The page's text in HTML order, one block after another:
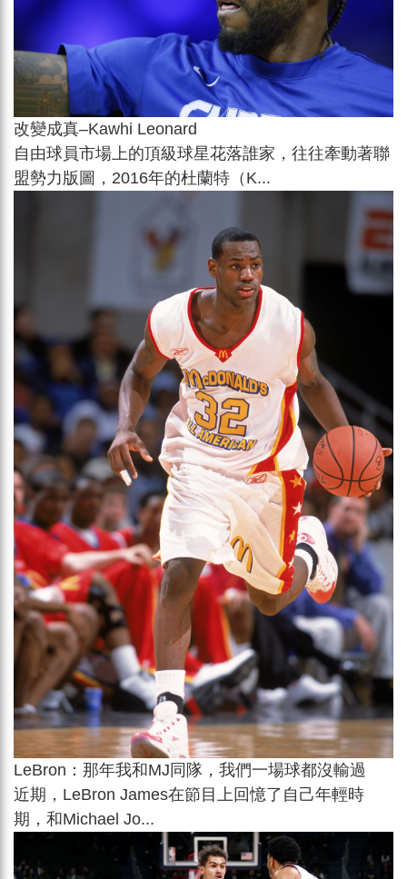
改變成真–Kawhi Leonard
自由球員市場上的頂級球星花落誰家，往往牽動著聯
盟勢力版圖，2016年的杜蘭特（K...
LeBron：那年我和MJ同隊，我們一場球都沒輸過
近期，LeBron James在節目上回憶了自己年輕時
期，和Michael Jo...